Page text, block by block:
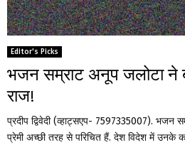
Editor's Picks
भजन सम्राट अनूप जलोटा ने
राज!
प्रदीप द्विवेदी (व्हाट्सएप- 7597335007). भजन
प्रेमी अच्छी तरह से परिचित हैं. देश विदेश में उनके